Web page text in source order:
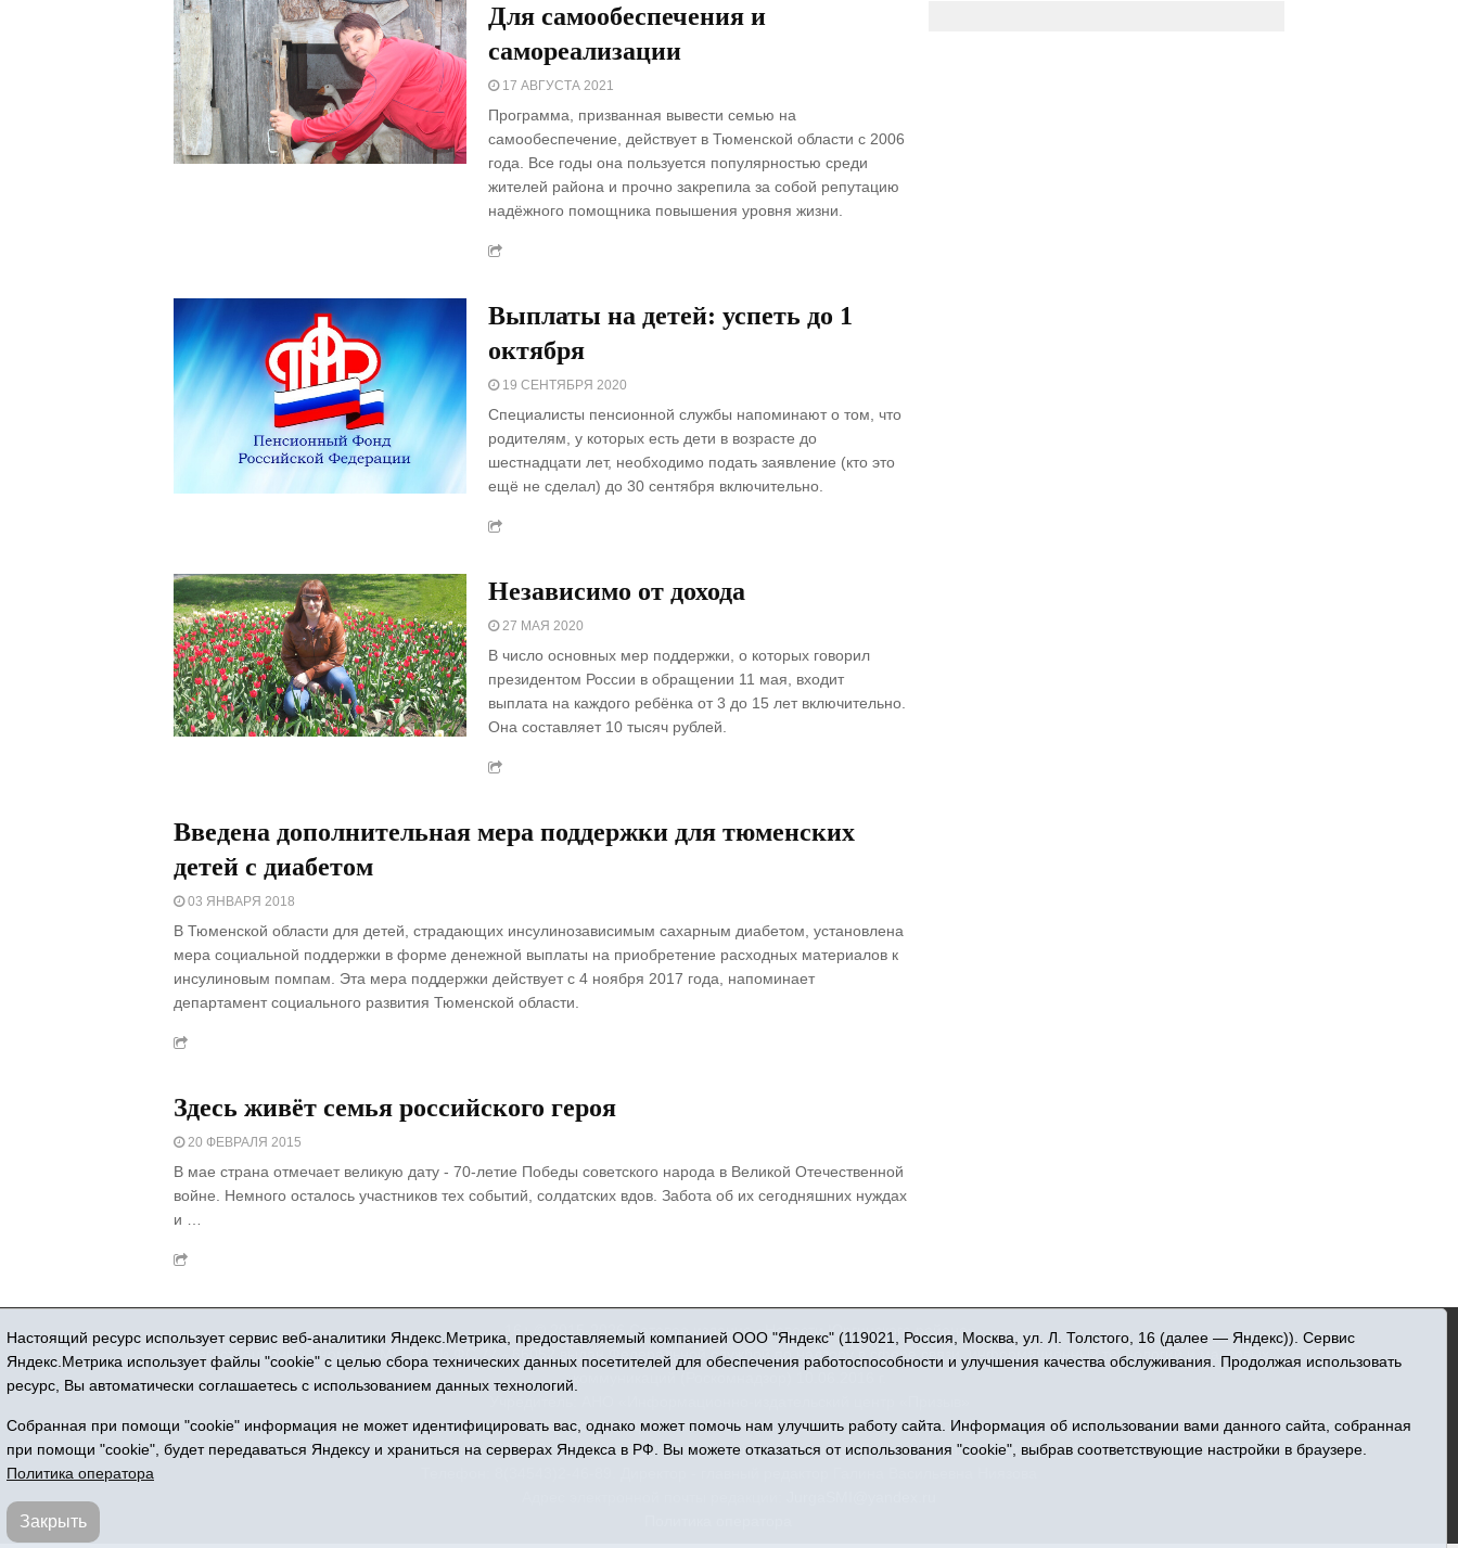
Для самообеспечения и
самореализации
17 АВГУСТА 2021
Программа, призванная вывести семью на
самообеспечение, действует в Тюменской области с 2006
года. Все годы она пользуется популярностью среди
жителей района и прочно закрепила за собой репутацию
надёжного помощника повышения уровня жизни.
Выплаты на детей: успеть до 1
октября
19 СЕНТЯБРЯ 2020
Специалисты пенсионной службы напоминают о том, что
родителям, у которых есть дети в возрасте до
шестнадцати лет, необходимо подать заявление (кто это
ещё не сделал) до 30 сентября включительно.
Независимо от дохода
27 МАЯ 2020
В число основных мер поддержки, о которых говорил
президентом России в обращении 11 мая, входит
выплата на каждого ребёнка от 3 до 15 лет включительно.
Она составляет 10 тысяч рублей.
Введена дополнительная мера поддержки для тюменских
детей с диабетом
03 ЯНВАРЯ 2018
В Тюменской области для детей, страдающих инсулинозависимым сахарным диабетом, установлена
мера социальной поддержки в форме денежной выплаты на приобретение расходных материалов к
инсулиновым помпам. Эта мера поддержки действует с 4 ноября 2017 года, напоминает
департамент социального развития Тюменской области.
Здесь живёт семья российского героя
20 ФЕВРАЛЯ 2015
В мае страна отмечает великую дату - 70-летие Победы советского народа в Великой Отечественной
войне. Немного осталось участников тех событий, солдатских вдов. Забота об их сегодняшних нуждах
и …
16+ © 2015-2026 Сетевое издание «Новости Юргинского района»
Регистрационный номер СМИ ЭЛ № ФС 77 - 66052 выдан Федеральной службой по надзору в сфере связи, информационных технологий и массовых
коммуникаций (Роскомнадзор) 10.06.2016 г.
Все права защищены © При использовании материалов ссылка обязательна
Адрес редакции: 627250, Тюменская область, Юргинский район, с. Юргинское, ул. Центральная, 49
Настоящий ресурс использует сервис веб-аналитики Яндекс.Метрика, предоставляемый компанией ООО "Яндекс" (119021, Россия, Москва, ул. Л. Толстого, 16 (далее — Яндекс)). Сервис
Яндекс.Метрика использует файлы "cookie" с целью сбора технических данных посетителей для обеспечения работоспособности и улучшения качества обслуживания. Продолжая использовать
ресурс, Вы автоматически соглашаетесь с использованием данных технологий.
Собранная при помощи "cookie" информация не может идентифицировать вас, однако может помочь нам улучшить работу сайта. Информация об использовании вами данного сайта, собранная
при помощи "cookie", будет передаваться Яндексу и храниться на серверах Яндекса в РФ. Вы можете отказаться от использования "cookie", выбрав соответствующие настройки в браузере.
Политика оператора
Закрыть